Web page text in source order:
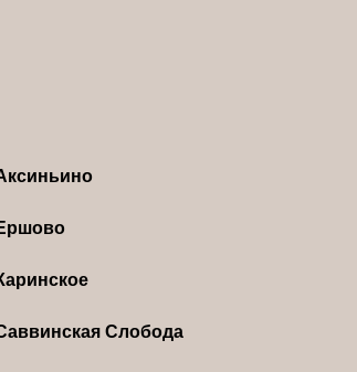
Слобода